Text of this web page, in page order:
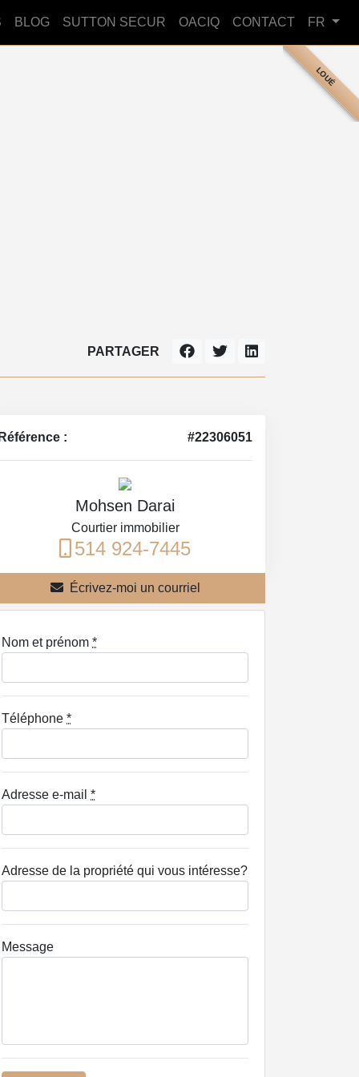
BLOG SUTTON SECUR OACIQ CONTACT FR
LOUÉ
PARTAGER
Référence : #22306051
Mohsen Darai
Courtier immobilier
514 924-7445
Écrivez-moi un courriel
Nom et prénom *
Téléphone *
Adresse e-mail *
Adresse de la propriété qui vous intéresse?
Message